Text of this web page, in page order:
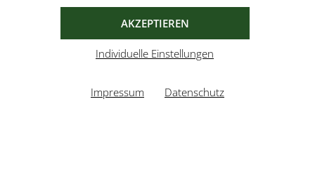
AKZEPTIEREN
Individuelle Einstellungen
Impressum Datenschutz